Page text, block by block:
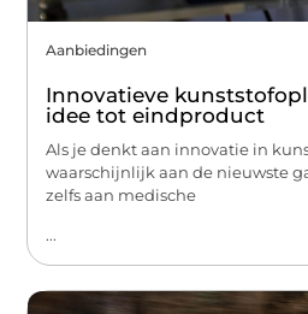
Aanbiedingen
Innovatieve
idee tot eindproduct
Als je denkt aan innovatie in
waarschijnlijk aan de nieuwste
zelfs aan medische
...